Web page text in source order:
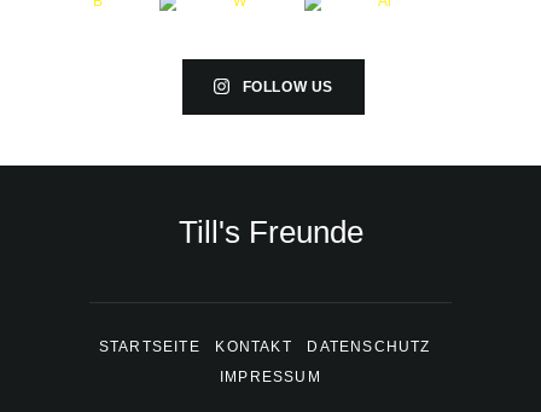
FOLLOW US
Till's Freunde
STARTSEITE KONTAKT
DATENSCHUTZ
IMPRESSUM